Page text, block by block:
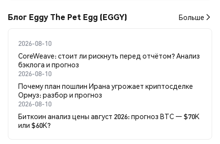
Блог Eggy The Pet Egg (EGGY) Больше
2026-08-10
CoreWeave: стоит ли рискнуть перед отчётом? Анализ
бэклога и прогноз
2026-08-10
Почему план пошлин Ирана угрожает криптосделке
Ормуз: разбор и прогноз
2026-08-10
Биткоин анализ цены август 2026: прогноз BTC — $70K
или $60K?